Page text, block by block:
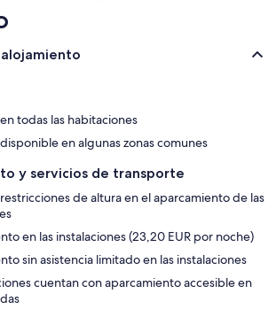
todas las habitaciones
en algunas zonas comunes
y servicios de transporte
de altura en el aparcamiento de las
en las instalaciones (23,20 EUR por noche)
sin asistencia limitado en las instalaciones
cuentan con aparcamiento accesible en